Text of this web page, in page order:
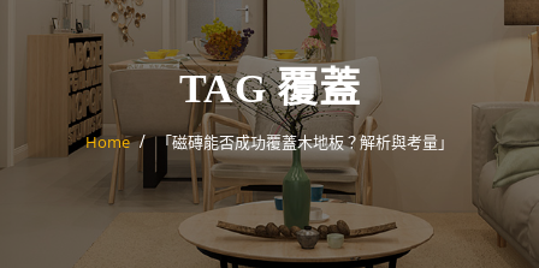
TAG 覆蓋
Home 「磁磚能否成功覆蓋木地板？解析與考量」